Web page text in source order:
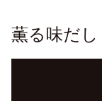
薫る味だし